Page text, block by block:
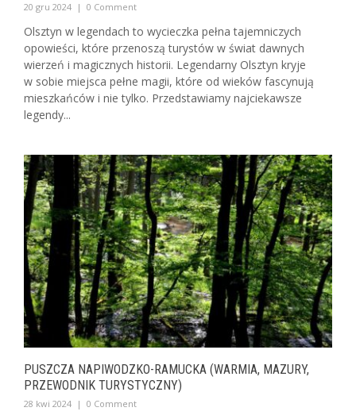
20 gru 2024 | 0 Comment
Olsztyn w legendach to wycieczka pełna tajemniczych
opowieści, które przenoszą turystów w świat dawnych
wierzeń i magicznych historii. Legendarny Olsztyn kryje
w sobie miejsca pełne magii, które od wieków fascynują
mieszkańców i nie tylko. Przedstawiamy najciekawsze
legendy...
PUSZCZA NAPIWODZKO-RAMUCKA (WARMIA, MAZURY,
PRZEWODNIK TURYSTYCZNY)
28 kwi 2024 | 0 Comment